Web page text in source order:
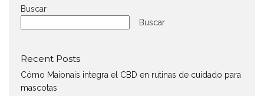
Buscar
Buscar
Recent Posts
Cómo Maionais integra el CBD en rutinas de cuidado para
mascotas